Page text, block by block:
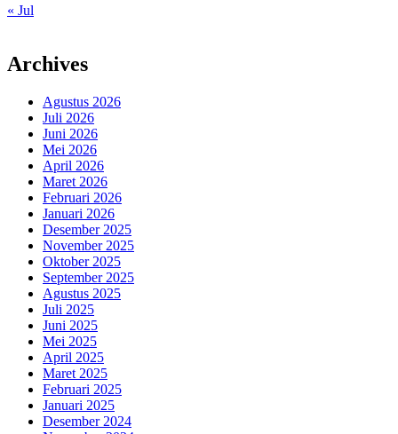
« Jul
Archives
Agustus 2026
Juli 2026
Juni 2026
Mei 2026
April 2026
Maret 2026
Februari 2026
Januari 2026
Desember 2025
November 2025
Oktober 2025
September 2025
Agustus 2025
Juli 2025
Juni 2025
Mei 2025
April 2025
Maret 2025
Februari 2025
Januari 2025
Desember 2024